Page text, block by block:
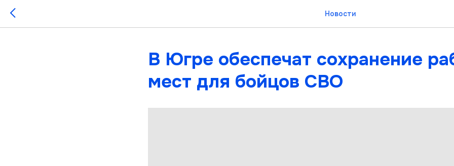
Новости
В Югре обеспечат сохранение
мест для бойцов СВО